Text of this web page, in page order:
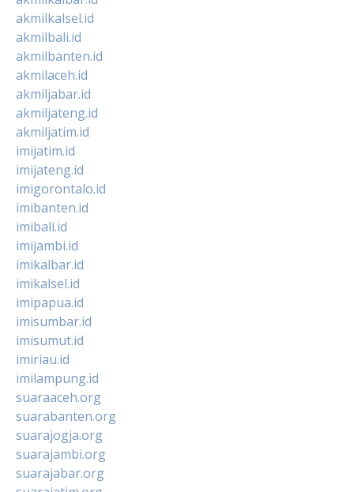
akmilkalsel.id
akmilbali.id
akmilbanten.id
akmilaceh.id
akmiljabar.id
akmiljateng.id
akmiljatim.id
imijatim.id
imijateng.id
imigorontalo.id
imibanten.id
imibali.id
imijambi.id
imikalbar.id
imikalsel.id
imipapua.id
imisumbar.id
imisumut.id
imiriau.id
imilampung.id
suaraaceh.org
suarabanten.org
suarajogja.org
suarajambi.org
suarajabar.org